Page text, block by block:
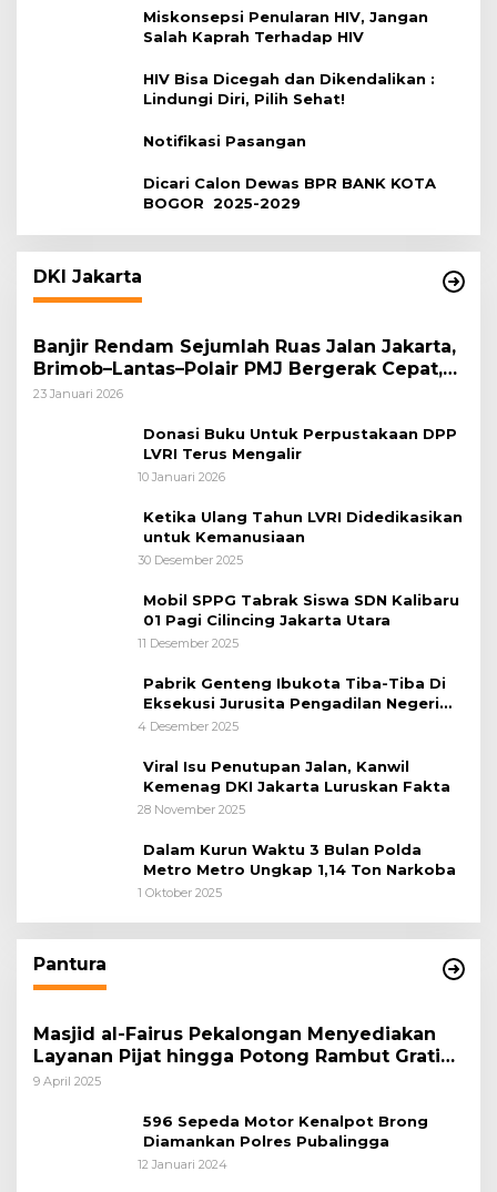
Miskonsepsi Penularan HIV, Jangan
Salah Kaprah Terhadap HIV
HIV Bisa Dicegah dan Dikendalikan :
Lindungi Diri, Pilih Sehat!
Notifikasi Pasangan
Dicari Calon Dewas BPR BANK KOTA
BOGOR 2025-2029
DKI Jakarta
Banjir Rendam Sejumlah Ruas Jalan Jakarta,
Brimob–Lantas–Polair PMJ Bergerak Cepat,
Polri Siagakan 128.247 Personel Secara
23 Januari 2026
Donasi Buku Untuk Perpustakaan DPP
LVRI Terus Mengalir
10 Januari 2026
Ketika Ulang Tahun LVRI Didedikasikan
untuk Kemanusiaan
30 Desember 2025
Mobil SPPG Tabrak Siswa SDN Kalibaru
01 Pagi Cilincing Jakarta Utara
11 Desember 2025
Pabrik Genteng Ibukota Tiba-Tiba Di
Eksekusi Jurusita Pengadilan Negeri
Tangerang, Diduga Cacat Hukum Sejak
4 Desember 2025
Viral Isu Penutupan Jalan, Kanwil
Kemenag DKI Jakarta Luruskan Fakta
28 November 2025
Dalam Kurun Waktu 3 Bulan Polda
Metro Metro Ungkap 1,14 Ton Narkoba
1 Oktober 2025
Pantura
Masjid al-Fairus Pekalongan Menyediakan
Layanan Pijat hingga Potong Rambut Gratis
bagi Pemudik Lebaran 2025
9 April 2025
596 Sepeda Motor Kenalpot Brong
Diamankan Polres Pubalingga
12 Januari 2024